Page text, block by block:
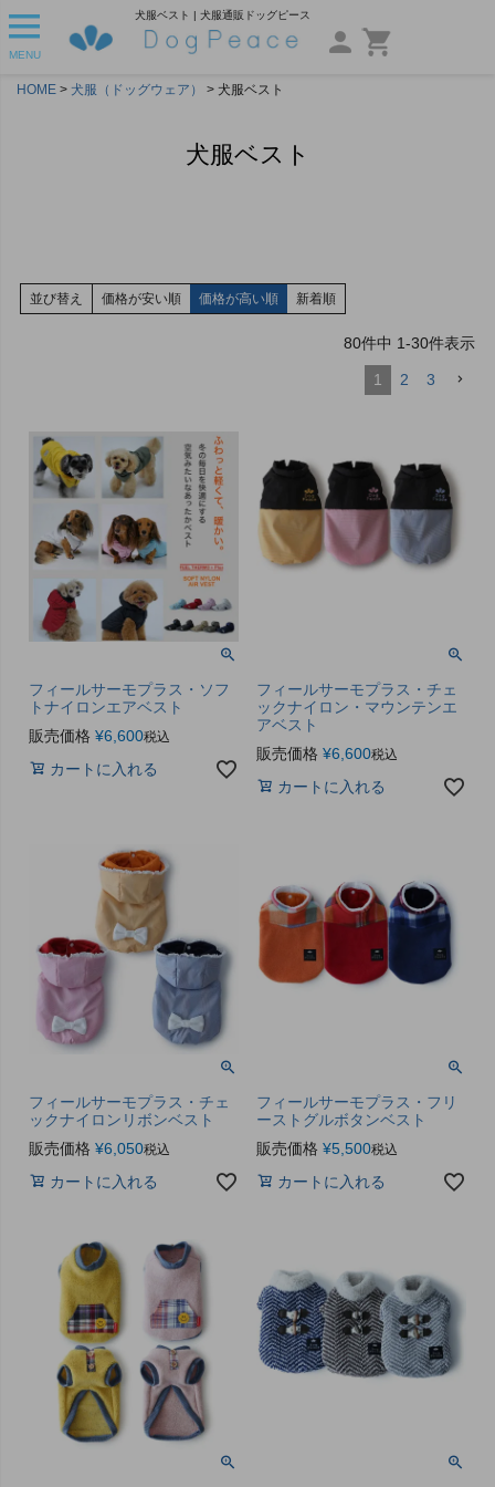
MENU
犬服ベスト | 犬服通販ドッグピース
HOME 犬服（ドッグウェア） 犬服ベスト
犬服ベスト
並び替え 価格が安い順 価格が高い順 新着順
80件中 1-30件表示
1 2 3
フィールサーモプラス・ソフ
トナイロンエアベスト
販売価格 ¥6,600税込
カートに入れる
フィールサーモプラス・チェ
ックナイロン・マウンテンエ
アベスト
販売価格 ¥6,600税込
カートに入れる
フィールサーモプラス・チェ
ックナイロンリボンベスト
販売価格 ¥6,050税込
カートに入れる
フィールサーモプラス・フリ
ーストグルボタンベスト
販売価格 ¥5,500税込
カートに入れる